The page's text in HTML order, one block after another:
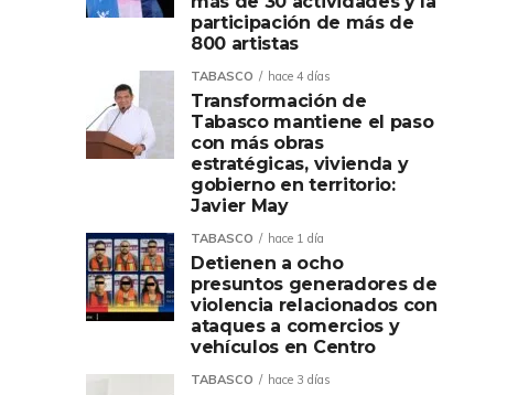
participación de más de
800 artistas
TABASCO hace 4 días
Transformación de
Tabasco mantiene el paso
con más obras
estratégicas, vivienda y
gobierno en territorio:
Javier May
TABASCO hace 1 día
Detienen a ocho
presuntos generadores de
violencia relacionados con
ataques a comercios y
vehículos en Centro
TABASCO hace 3 días